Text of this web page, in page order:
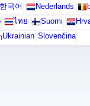
국어 Nederlands
ไทย Suomi
Ukrainian Slovenčina